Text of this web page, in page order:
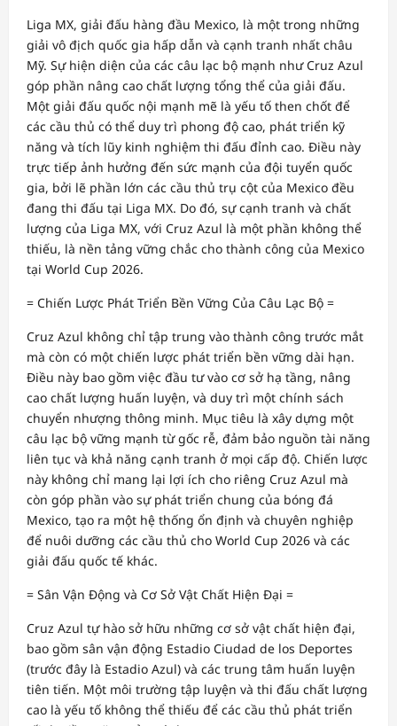
Liga MX, giải đấu hàng đầu Mexico, là một trong những
giải vô địch quốc gia hấp dẫn và cạnh tranh nhất châu
Mỹ. Sự hiện diện của các câu lạc bộ mạnh như Cruz Azul
góp phần nâng cao chất lượng tổng thể của giải đấu.
Một giải đấu quốc nội mạnh mẽ là yếu tố then chốt để
các cầu thủ có thể duy trì phong độ cao, phát triển kỹ
năng và tích lũy kinh nghiệm thi đấu đỉnh cao. Điều này
trực tiếp ảnh hưởng đến sức mạnh của đội tuyển quốc
gia, bởi lẽ phần lớn các cầu thủ trụ cột của Mexico đều
đang thi đấu tại Liga MX. Do đó, sự cạnh tranh và chất
lượng của Liga MX, với Cruz Azul là một phần không thể
thiếu, là nền tảng vững chắc cho thành công của Mexico
tại World Cup 2026.
= Chiến Lược Phát Triển Bền Vững Của Câu Lạc Bộ =
Cruz Azul không chỉ tập trung vào thành công trước mắt
mà còn có một chiến lược phát triển bền vững dài hạn.
Điều này bao gồm việc đầu tư vào cơ sở hạ tầng, nâng
cao chất lượng huấn luyện, và duy trì một chính sách
chuyển nhượng thông minh. Mục tiêu là xây dựng một
câu lạc bộ vững mạnh từ gốc rễ, đảm bảo nguồn tài năng
liên tục và khả năng cạnh tranh ở mọi cấp độ. Chiến lược
này không chỉ mang lại lợi ích cho riêng Cruz Azul mà
còn góp phần vào sự phát triển chung của bóng đá
Mexico, tạo ra một hệ thống ổn định và chuyên nghiệp
để nuôi dưỡng các cầu thủ cho World Cup 2026 và các
giải đấu quốc tế khác.
= Sân Vận Động và Cơ Sở Vật Chất Hiện Đại =
Cruz Azul tự hào sở hữu những cơ sở vật chất hiện đại,
bao gồm sân vận động Estadio Ciudad de los Deportes
(trước đây là Estadio Azul) và các trung tâm huấn luyện
tiên tiến. Một môi trường tập luyện và thi đấu chất lượng
cao là yếu tố không thể thiếu để các cầu thủ phát triển